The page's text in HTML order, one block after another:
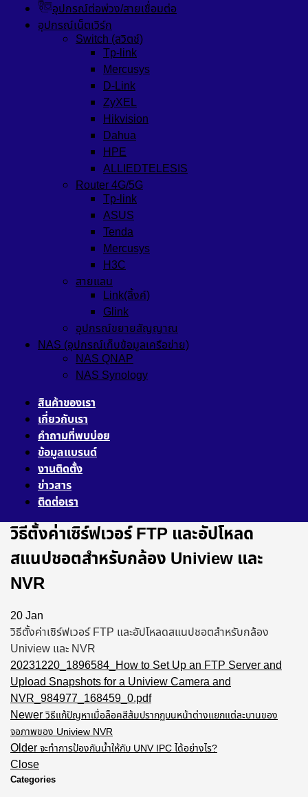
อุปกรณ์ต่อพ่วง/สายเชื่อมต่อ
อุปกรณ์เน็ตเวิร์ก
Switch (สวิตช์)
Tp-link
Mercusys
D-Link
ZyXEL
Hikvision
Dahua
HPE
ALLIEDTELESIS
Router 4G/5G
Tp-link
ASUS
Tenda
Mercusys
H3C
สายแลน
Link(ลิ้งค์)
Glink
อุปกรณ์ขยายสัญญาณ
NAS (อุปกรณ์เก็บข้อมูลเครือข่าย)
NAS QNAP
NAS Synology
สินค้าของเรา
เกี่ยวกับเรา
คำถามที่พบบ่อย
ข้อมูลแบรนด์
งานติดตั้ง
ข่าวสาร
ติดต่อเรา
วิธีตั้งค่าเซิร์ฟเวอร์ FTP และอัปโหลด
สแนปชอตสําหรับกล้อง Uniview และ
NVR
20Jan
วิธีตั้งค่าเซิร์ฟเวอร์ FTP และอัปโหลดสแนปชอตสําหรับกล้อง
Uniview และ NVR
20231220_1896584_How to Set Up an FTP Server and
Upload Snapshots for a Uniview Camera and
NVR_984977_168459_0.pdf
Newerวิธีแก้ปัญหาเมื่อล็อคสีส้มปรากฏบนหน้าต่างแยกแต่ละบานของ
จอภาพของ Uniview NVR
Olderจะทําการป้องกันน้ําให้กับ UNV IPC ได้อย่างไร?
Close
Categories